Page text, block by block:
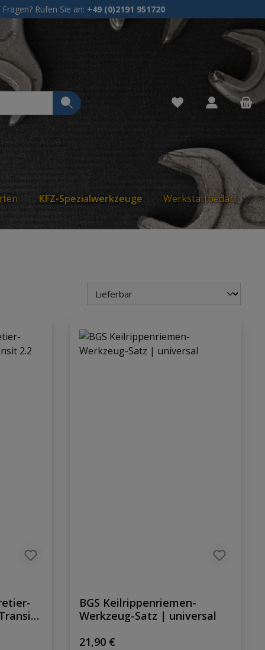
Fragen? Rufen Sie an: +49 (0)2191 951720
KFZ-Spezialwerkzeuge Werkstattbedarf
BGS Keilrippenriemen-
Werkzeug-Satz | universal
Regulärer Preis:
21,90 €